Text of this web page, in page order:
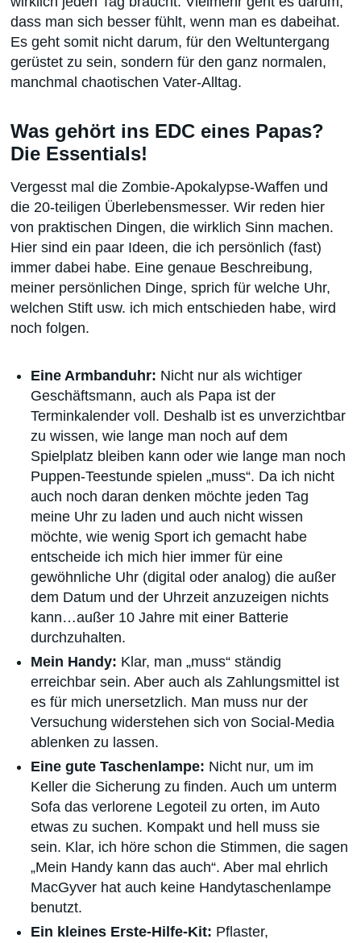
dass man sich besser fühlt, wenn man es dabeihat.
Es geht somit nicht darum, für den Weltuntergang
gerüstet zu sein, sondern für den ganz normalen,
manchmal chaotischen Vater-Alltag.
Was gehört ins EDC eines Papas?
Die Essentials!
Vergesst mal die Zombie-Apokalypse-Waffen und
die 20-teiligen Überlebensmesser. Wir reden hier
von praktischen Dingen, die wirklich Sinn machen.
Hier sind ein paar Ideen, die ich persönlich (fast)
immer dabei habe. Eine genaue Beschreibung,
meiner persönlichen Dinge, sprich für welche Uhr,
welchen Stift usw. ich mich entschieden habe, wird
noch folgen.
Eine Armbanduhr: Nicht nur als wichtiger
Geschäftsmann, auch als Papa ist der
Terminkalender voll. Deshalb ist es unverzichtbar
zu wissen, wie lange man noch auf dem
Spielplatz bleiben kann oder wie lange man noch
Puppen-Teestunde spielen „muss“. Da ich nicht
auch noch daran denken möchte jeden Tag
meine Uhr zu laden und auch nicht wissen
möchte, wie wenig Sport ich gemacht habe
entscheide ich mich hier immer für eine
gewöhnliche Uhr (digital oder analog) die außer
dem Datum und der Uhrzeit anzuzeigen nichts
kann…außer 10 Jahre mit einer Batterie
durchzuhalten.
Mein Handy: Klar, man „muss“ ständig
erreichbar sein. Aber auch als Zahlungsmittel ist
es für mich unersetzlich. Man muss nur der
Versuchung widerstehen sich von Social-Media
ablenken zu lassen.
Eine gute Taschenlampe: Nicht nur, um im
Keller die Sicherung zu finden. Auch um unterm
Sofa das verlorene Legoteil zu orten, im Auto
etwas zu suchen. Kompakt und hell muss sie
sein. Klar, ich höre schon die Stimmen, die sagen
„Mein Handy kann das auch“. Aber mal ehrlich
MacGyver hat auch keine Handytaschenlampe
benutzt.
Ein kleines Erste-Hilfe-Kit: Pflaster,